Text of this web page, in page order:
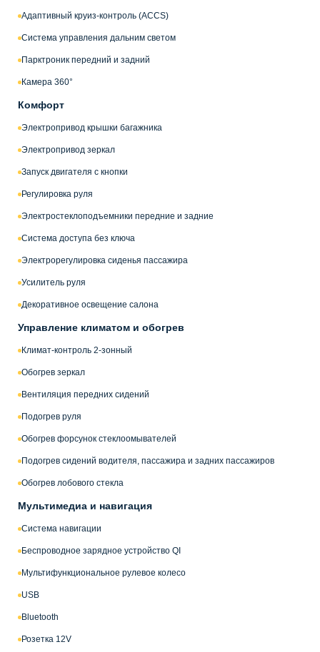
Адаптивный круиз-контроль (ACCS)
Система управления дальним светом
Парктроник передний и задний
Камера 360°
Комфорт
Электропривод крышки багажника
Электропривод зеркал
Запуск двигателя с кнопки
Регулировка руля
Электростеклоподъемники передние и задние
Система доступа без ключа
Электрорегулировка сиденья пассажира
Усилитель руля
Декоративное освещение салона
Управление климатом и обогрев
Климат-контроль 2-зонный
Обогрев зеркал
Вентиляция передних сидений
Подогрев руля
Обогрев форсунок стеклоомывателей
Подогрев сидений водителя, пассажира и задних пассажиров
Обогрев лобового стекла
Мультимедиа и навигация
Система навигации
Беспроводное зарядное устройство QI
Мультифункциональное рулевое колесо
USB
Bluetooth
Розетка 12V